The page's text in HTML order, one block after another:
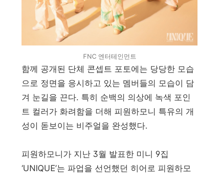
FNC 엔터테인먼트
함께 공개된 단체 콘셉트 포토에는 당당한 모습
으로 정면을 응시하고 있는 멤버들의 모습이 담
겨 눈길을 끈다. 특히 순백의 의상에 녹색 포인
트 컬러가 화려함을 더해 피원하모니 특유의 개
성이 돋보이는 비주얼을 완성했다.
피원하모니가 지난 3월 발표한 미니 9집
‘UNIQUE’는 파업을 선언했던 히어로 피원하모